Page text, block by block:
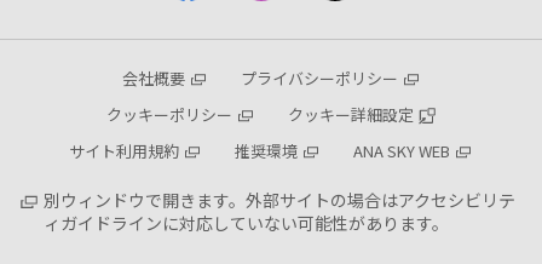
会社概要
プライバシーポリシー
クッキーポリシー
クッキー詳細設定
サイト利用規約
推奨環境 ANA SKY WEB
別ウィンドウで開きます。外部サイトの場合はアクセシビリテ
ィガイドラインに対応していない可能性があります。